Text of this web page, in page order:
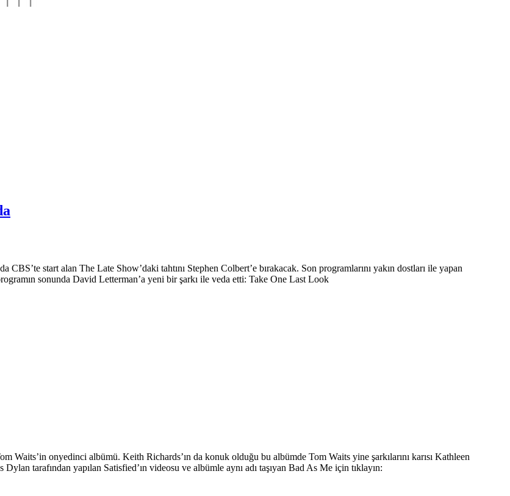
start alan The Late Show’daki tahtını Stephen Colbert’e bırakacak. Son programlarını yakın dostları ile yapan
sonunda David Letterman’a yeni bir şarkı ile veda etti: Take One Last Look
Waits’in onyedinci albümü. Keith Richards’ın da konuk olduğu bu albümde Tom Waits yine şarkılarını karısı Kathleen
tarafından yapılan Satisfied’ın videosu ve albümle aynı adı taşıyan Bad As Me için tıklayın: